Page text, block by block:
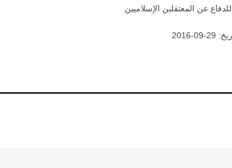
عن المعتقلين الإسلاميين
29-09-2016